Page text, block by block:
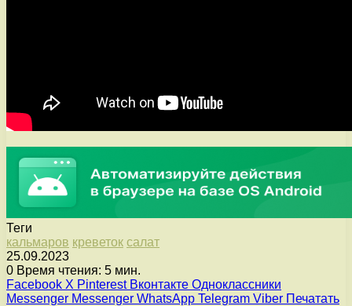
Теги
кальмаров креветок салат
25.09.2023
0 Время чтения: 5 мин.
Facebook X Pinterest Вконтакте Одноклассники
Messenger Messenger WhatsApp Telegram Viber Печатать